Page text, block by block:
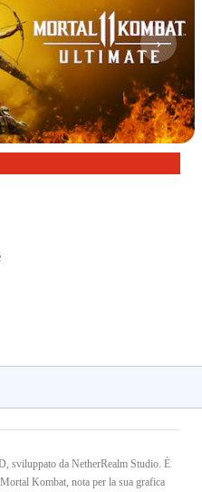
sviluppato da NetherRealm Studio. È
Kombat, nota per la sua grafica